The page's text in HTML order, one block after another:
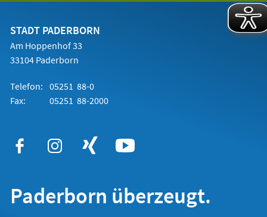
einem
STADT PADERBORN
Am Hoppenhof 33
33104 Paderborn
Telefon: 05251 88-0
Fax:
05251 88-2000
Paderborn überzeugt.